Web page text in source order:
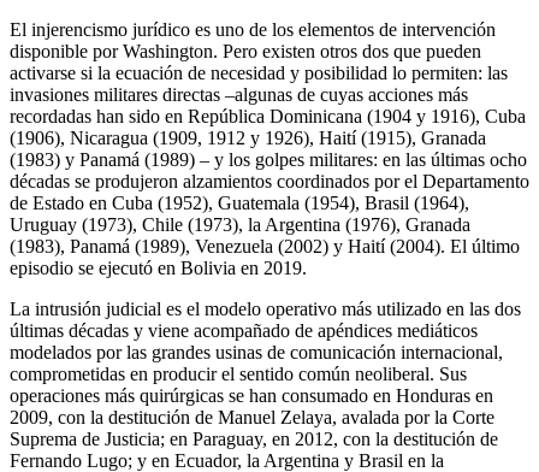
El injerencismo jurídico es uno de los elementos de intervención
disponible por Washington. Pero existen otros dos que pueden
activarse si la ecuación de necesidad y posibilidad lo permiten: las
invasiones militares directas –algunas de cuyas acciones más
recordadas han sido en República Dominicana (1904 y 1916), Cuba
(1906), Nicaragua (1909, 1912 y 1926), Haití (1915), Granada
(1983) y Panamá (1989) – y los golpes militares: en las últimas ocho
décadas se produjeron alzamientos coordinados por el Departamento
de Estado en Cuba (1952), Guatemala (1954), Brasil (1964),
Uruguay (1973), Chile (1973), la Argentina (1976), Granada
(1983), Panamá (1989), Venezuela (2002) y Haití (2004). El último
episodio se ejecutó en Bolivia en 2019.
La intrusión judicial es el modelo operativo más utilizado en las dos
últimas décadas y viene acompañado de apéndices mediáticos
modelados por las grandes usinas de comunicación internacional,
comprometidas en producir el sentido común neoliberal. Sus
operaciones más quirúrgicas se han consumado en Honduras en
2009, con la destitución de Manuel Zelaya, avalada por la Corte
Suprema de Justicia; en Paraguay, en 2012, con la destitución de
Fernando Lugo; y en Ecuador, la Argentina y Brasil en la